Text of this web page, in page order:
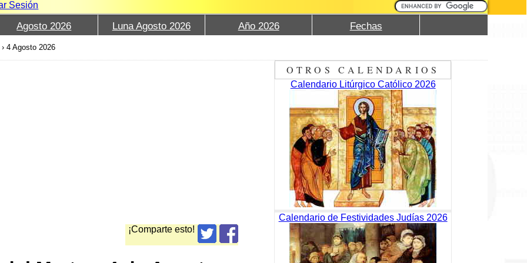
Sesión
Agosto 2026 Luna Agosto 2026 Año 2026 Fechas
›4 Agosto 2026
¡Comparte esto!
OTROS CALENDARIOS
Calendario Litúrgico Católico 2026
Calendario de Festividades Judías 2026